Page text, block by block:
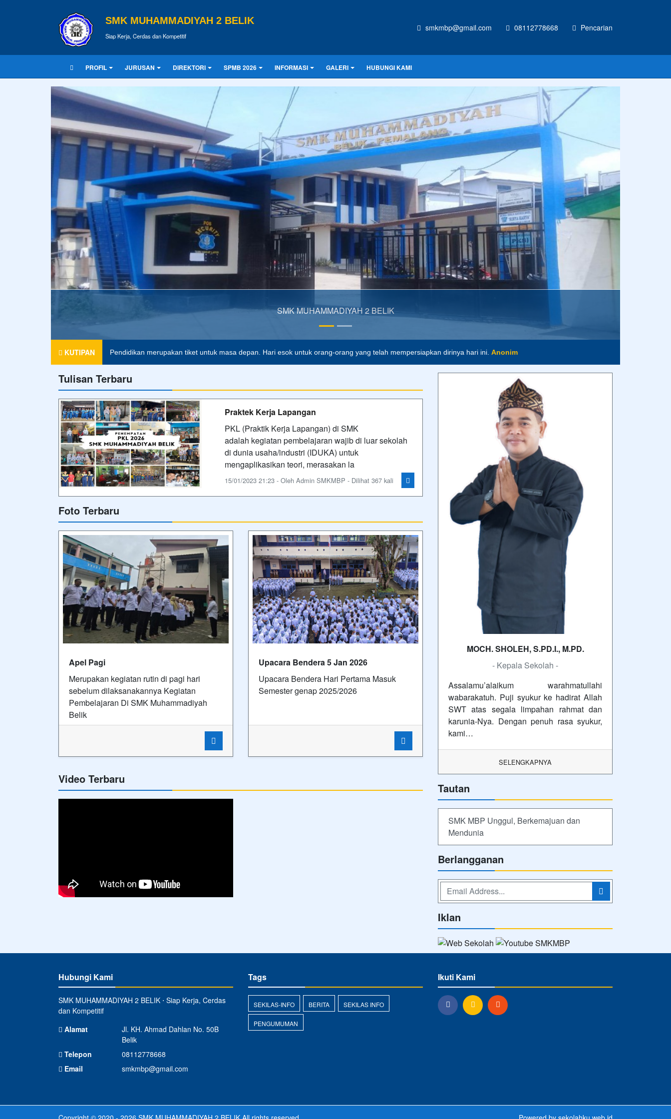
SMK MUHAMMADIYAH 2 BELIK
Siap Kerja, Cerdas dan Kompetitif
smkmbp@gmail.com 08112778668 Pencarian
PROFIL JURUSAN DIREKTORI SPMB 2026 INFORMASI GALERI HUBUNGI KAMI
SMK MUHAMMADIYAH 2 BELIK
KUTIPAN Pendidikan merupakan tiket untuk masa depan. Hari esok untuk orang-orang yang telah mempersiapkan dirinya hari ini. Anonim
Tulisan Terbaru
Praktek Kerja Lapangan
PKL (Praktik Kerja Lapangan) di SMK
adalah kegiatan pembelajaran wajib di luar sekolah
di dunia usaha/industri (IDUKA) untuk
mengaplikasikan teori, merasakan la
15/01/2023 21:23 - Oleh Admin SMKMBP - Dilihat 367 kali
Foto Terbaru
Apel Pagi
Merupakan kegiatan rutin di pagi hari
sebelum dilaksanakannya Kegiatan
Pembelajaran Di SMK Muhammadiyah
Belik
Upacara Bendera 5 Jan 2026
Upacara Bendera Hari Pertama Masuk
Semester genap 2025/2026
Video Terbaru
MOCH. SHOLEH, S.PD.I., M.PD.
- Kepala Sekolah -
Assalamu’alaikum warahmatullahi
wabarakatuh. Puji syukur ke hadirat Allah
SWT atas segala limpahan rahmat dan
karunia-Nya. Dengan penuh rasa syukur,
kami…
SELENGKAPNYA
Tautan
SMK MBP Unggul, Berkemajuan dan
Mendunia
Berlangganan
Iklan
Hubungi Kami
SMK MUHAMMADIYAH 2 BELIK ⋅ Siap Kerja, Cerdas
dan Kompetitif
Alamat
Jl. KH. Ahmad Dahlan No. 50B
Belik
Telepon
08112778668
Email
smkmbp@gmail.com
Tags
SEKILAS-INFO BERITA SEKILAS INFO
PENGUMUMAN
Ikuti Kami